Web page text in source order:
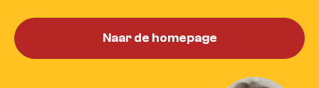
Naar de homepage